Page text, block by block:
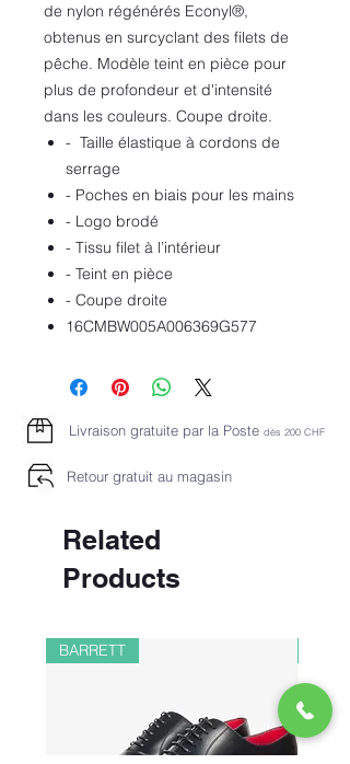
de nylon régénérés Econyl®,
obtenus en surcyclant des filets de
pêche. Modèle teint en pièce pour
plus de profondeur et d'intensité
dans les couleurs. Coupe droite.
- Taille élastique à cordons de
serrage
- Poches en biais pour les mains
- Logo brodé
- Tissu filet à l’intérieur
- Teint en pièce
- Coupe droite
16CMBW005A006369G577
Livraison gratuite par la Poste dès 200 CHF
Retour gratuit au magasin
Related
Products
BARRETT